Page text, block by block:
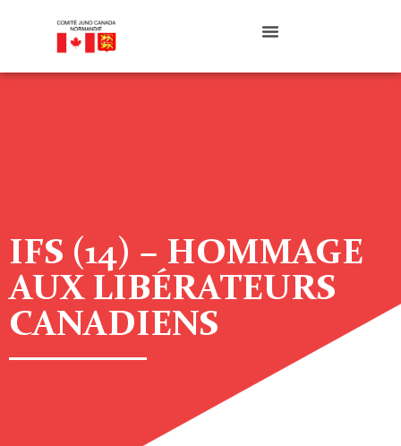
IFS (14) – HOMMAGE
AUX LIBÉRATEURS
CANADIENS